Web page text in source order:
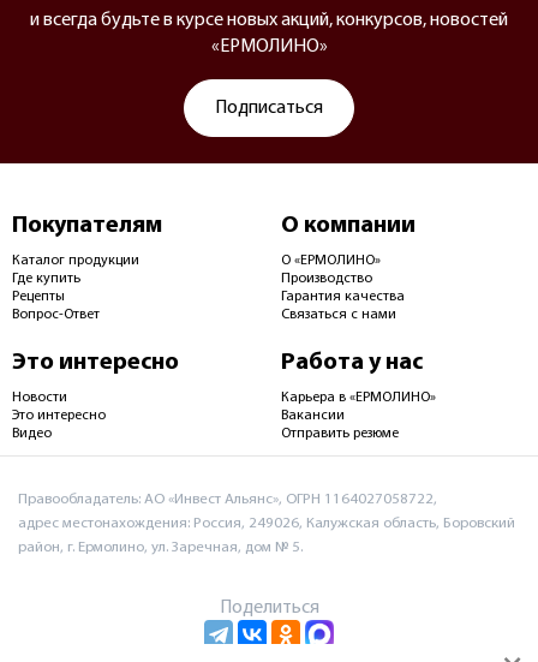
и всегда будьте в курсе новых акций, конкурсов, новостей
«ЕРМОЛИНО»
Подписаться
Покупателям
Каталог продукции
Где купить
Рецепты
Вопрос-Ответ
О компании
О «ЕРМОЛИНО»
Производство
Гарантия качества
Связаться с нами
Это интересно
Новости
Это интересно
Видео
Работа у нас
Карьера в «ЕРМОЛИНО»
Вакансии
Отправить резюме
Правообладатель: АО «Инвест Альянс», ОГРН 1164027058722,
адрес местонахождения: Россия, 249026, Калужская область, Боровский
район, г. Ермолино, ул. Заречная, дом № 5.
Поделиться